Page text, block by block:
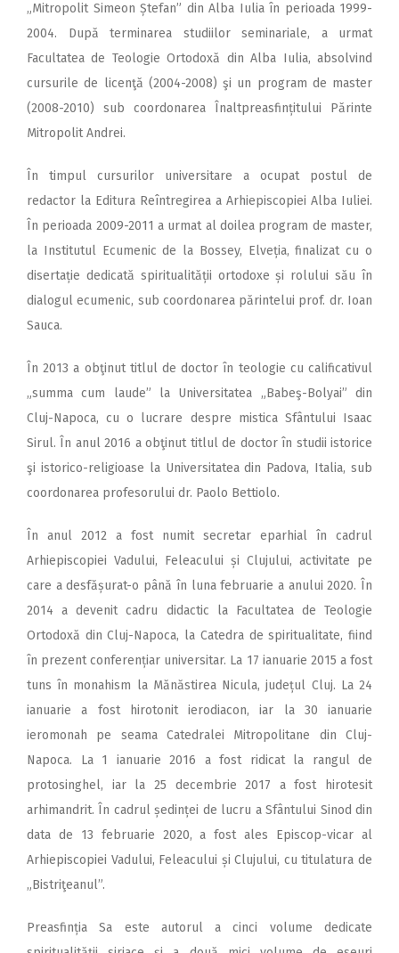
„Mitropolit Simeon Ștefan” din Alba Iulia în perioada 1999-
2004. După terminarea studiilor seminariale, a urmat
Facultatea de Teologie Ortodoxă din Alba Iulia, absolvind
cursurile de licenţă (2004-2008) şi un program de master
(2008-2010) sub coordonarea Înaltpreasfințitului Părinte
Mitropolit Andrei.
În timpul cursurilor universitare a ocupat postul de
redactor la Editura Reîntregirea a Arhiepiscopiei Alba Iuliei.
În perioada 2009-2011 a urmat al doilea program de master,
la Institutul Ecumenic de la Bossey, Elveția, finalizat cu o
disertație dedicată spiritualității ­ortodoxe și rolului său în
dialogul ecumenic, sub coordonarea ­părintelui prof. dr. Ioan
Sauca.
În 2013 a obţinut titlul de doctor în teologie cu calificativul
„summa cum laude” la Universitatea „Babeş-Bolyai” din
Cluj-Napoca, cu o lucrare despre mistica Sfântului Isaac
Sirul. În anul 2016 a obţinut titlul de doctor în studii istorice
şi istorico-religioase la Universitatea din Padova, Italia, sub
coordonarea profesorului dr. Paolo Bettiolo.
În anul 2012 a fost numit secretar eparhial în cadrul
Arhiepiscopiei Vadului, Feleacului și Clujului, activitate pe
care a desfășurat-o până în luna februarie a anului 2020. În
2014 a devenit cadru didactic la Facultatea de Teologie
Ortodoxă din Cluj-Napoca, la Catedra de spiritualitate, fiind
în prezent conferențiar universitar. La 17 ianuarie 2015 a fost
tuns în monahism la Mănăstirea Nicula, județul Cluj. La 24
ianuarie a fost hirotonit ierodiacon, iar la 30 ianuarie
ieromonah pe seama Catedralei Mitropolitane din Cluj-
Napoca. La 1 ianuarie 2016 a fost ridicat la rangul de
protosinghel, iar la 25 decembrie 2017 a fost hirotesit
arhimandrit. În cadrul ședinței de lucru a Sfântului Sinod din
data de 13 februarie 2020, a fost ales Episcop-vicar al
Arhiepiscopiei Vadului, Feleacului și Clujului, cu titulatura de
„Bistriţeanul”.
Preasfinția Sa este autorul a cinci volume dedicate